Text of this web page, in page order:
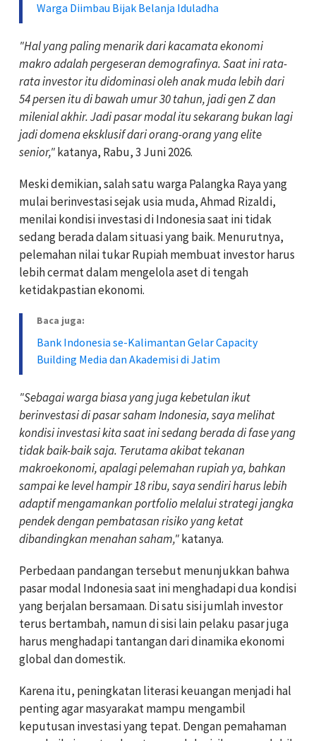
Warga Diimbau Bijak Belanja Iduladha
"Hal yang paling menarik dari kacamata ekonomi
makro adalah pergeseran demografinya. Saat ini rata-
rata investor itu didominasi oleh anak muda lebih dari
54 persen itu di bawah umur 30 tahun, jadi gen Z dan
milenial akhir. Jadi pasar modal itu sekarang bukan lagi
jadi domena eksklusif dari orang-orang yang elite
senior,"katanya, Rabu, 3 Juni 2026.
Meski demikian, salah satu warga Palangka Raya yang
mulai berinvestasi sejak usia muda, Ahmad Rizaldi,
menilai kondisi investasi di Indonesia saat ini tidak
sedang berada dalam situasi yang baik. Menurutnya,
pelemahan nilai tukar Rupiah membuat investor harus
lebih cermat dalam mengelola aset di tengah
ketidakpastian ekonomi.
Baca juga:
Bank Indonesia se-Kalimantan Gelar Capacity
Building Media dan Akademisi di Jatim
"Sebagai warga biasa yang juga kebetulan ikut
berinvestasi di pasar saham Indonesia, saya melihat
kondisi investasi kita saat ini sedang berada di fase yang
tidak baik-baik saja. Terutama akibat tekanan
makroekonomi, apalagi pelemahan rupiah ya, bahkan
sampai ke level hampir 18 ribu, saya sendiri harus lebih
adaptif mengamankan portfolio melalui strategi jangka
pendek dengan pembatasan risiko yang ketat
dibandingkan menahan saham,"katanya.
Perbedaan pandangan tersebut menunjukkan bahwa
pasar modal Indonesia saat ini menghadapi dua kondisi
yang berjalan bersamaan. Di satu sisi jumlah investor
terus bertambah, namun di sisi lain pelaku pasar juga
harus menghadapi tantangan dari dinamika ekonomi
global dan domestik.
Karena itu, peningkatan literasi keuangan menjadi hal
penting agar masyarakat mampu mengambil
keputusan investasi yang tepat. Dengan pemahaman